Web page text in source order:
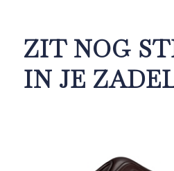
ZIT NOG
IN JE